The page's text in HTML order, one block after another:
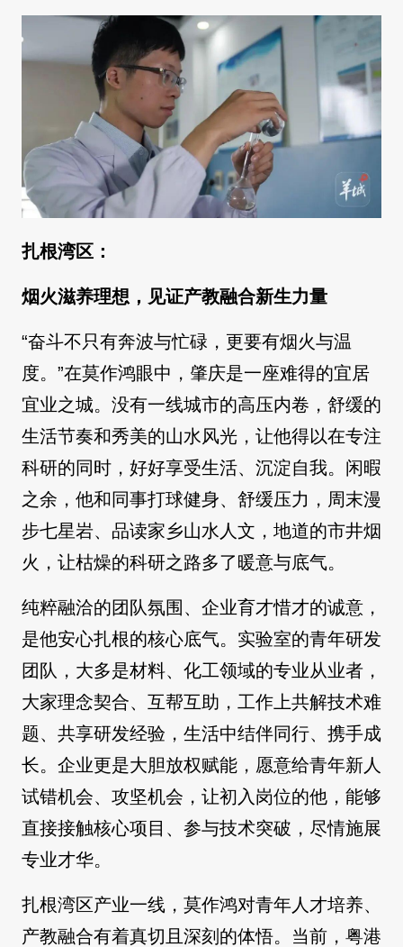
扎根湾区：
烟火滋养理想，见证产教融合新生力量
“奋斗不只有奔波与忙碌，更要有烟火与温
度。”在莫作鸿眼中，肇庆是一座难得的宜居
宜业之城。没有一线城市的高压内卷，舒缓的
生活节奏和秀美的山水风光，让他得以在专注
科研的同时，好好享受生活、沉淀自我。闲暇
之余，他和同事打球健身、舒缓压力，周末漫
步七星岩、品读家乡山水人文，地道的市井烟
火，让枯燥的科研之路多了暖意与底气。
纯粹融洽的团队氛围、企业育才惜才的诚意，
是他安心扎根的核心底气。实验室的青年研发
团队，大多是材料、化工领域的专业从业者，
大家理念契合、互帮互助，工作上共解技术难
题、共享研发经验，生活中结伴同行、携手成
长。企业更是大胆放权赋能，愿意给青年新人
试错机会、攻坚机会，让初入岗位的他，能够
直接接触核心项目、参与技术突破，尽情施展
专业才华。
扎根湾区产业一线，莫作鸿对青年人才培养、
产教融合有着真切且深刻的体悟。当前，粤港